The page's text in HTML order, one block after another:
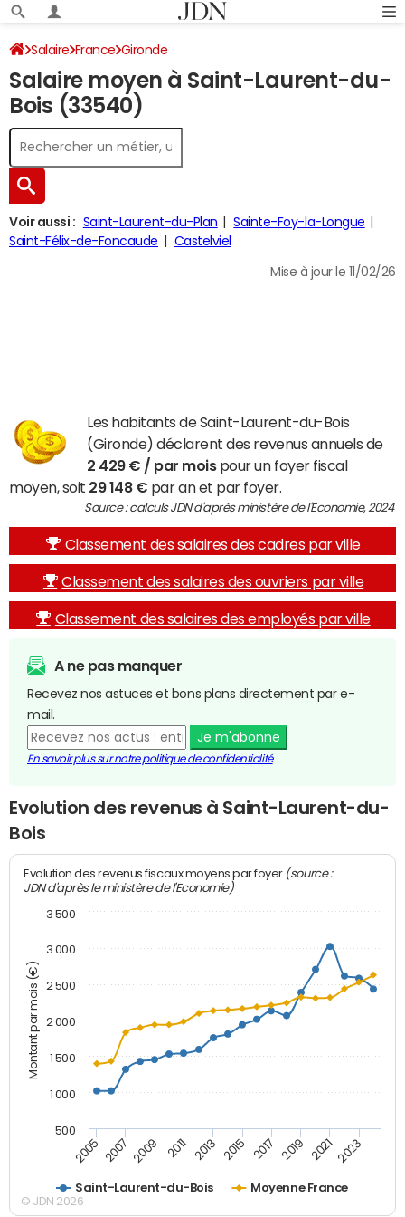
Salaire France Gironde
Salaire moyen à Saint-Laurent-du-
Bois (33540)
Voir aussi : Saint-Laurent-du-Plan
Sainte-Foy-la-Longue
Saint-Félix-de-Foncaude
Castelviel
Mise à jour le 11/02/26
Les habitants de Saint-Laurent-du-Bois
(Gironde) déclarent des revenus annuels de
2 429 € / par moispour un foyer fiscal
moyen, soit 29 148 € par an et par foyer.
Source : calculs JDN d'après ministère de l'Economie, 2024
Classement des salaires des cadres par ville
Classement des salaires des ouvriers par ville
Classement des salaires des employés par ville
A ne pas manquer
Recevez nos astuces et bons plans directement par e-
mail.
Je m'abonne
En savoir plus sur notre politique de confidentialité
Evolution des revenus à Saint-Laurent-du-
Bois
Montant par mois (€)
Evolution des revenus fiscaux moyens par foyer (source :
JDN d'après le ministère de l'Economie)
Saint-Laurent-du-Bois Moyenne France
2005 2007 2009 2011 2013 2015 2017 2019 2021 2023
500
1 000
1 500
2 000
2 500
3 000
3 500
© JDN 2026